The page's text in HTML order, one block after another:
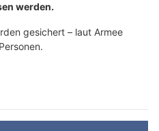
werden.
gesichert – laut Armee